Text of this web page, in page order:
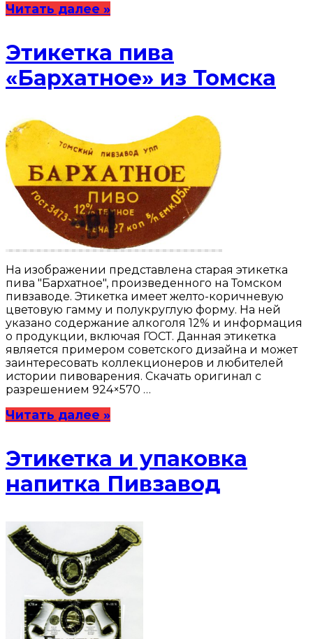
Читать далее »
Этикетка пива
«Бархатное» из Томска
На изображении представлена старая этикетка
пива "Бархатное", произведенного на Томском
пивзаводе. Этикетка имеет желто-коричневую
цветовую гамму и полукруглую форму. На ней
указано содержание алкоголя 12% и информация
о продукции, включая ГОСТ. Данная этикетка
является примером советского дизайна и может
заинтересовать коллекционеров и любителей
истории пивоварения. Скачать оригинал с
разрешением 924×570 …
Читать далее »
Этикетка и упаковка
напитка Пивзавод